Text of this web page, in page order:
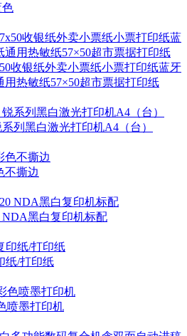
色
收银纸外卖小票纸小票打印纸蓝牙
用热敏纸57×50超市票据打印纸
列黑白激光打印机A4（台）
不撕边
NDA黑白复印机标配
纸/打印纸
喷墨打印机